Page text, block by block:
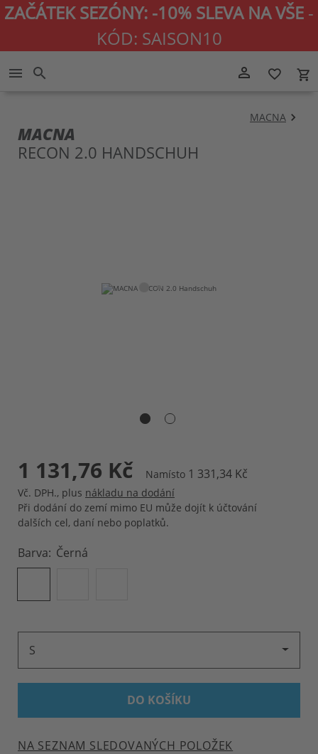
ZAČÁTEK SEZÓNY: -10% SLEVA NA VŠE -
KÓD: SAISON10
person_outline favorite_border local_grocery_store
menu search
MACNA
MACNA
RECON 2.0 HANDSCHUH
1 131,76 Kč Namísto 1 331,34 Kč
Vč. DPH., plus nákladu na dodání
Při dodání do zemí mimo EU může dojít k účtování
dalších cel, daní nebo poplatků.
Barva Černá
S
DO KOŠÍKU
NA SEZNAM SLEDOVANÝCH POLOŽEK